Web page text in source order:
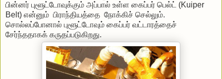
பின்னர் புளூட்டோவுக்கும் அப்பால் உள்ள கைப்பர் பெல்ட் (Kuiper
Belt) என்னும் பிராந்தியத்தை நோக்கிச் செல்லும்.
சொல்லப்போனால் புளூட்டோவும் கைப்பர் வட்டாரத்தைச்
சேர்ந்ததாகக் கருதப்படுகிறது.